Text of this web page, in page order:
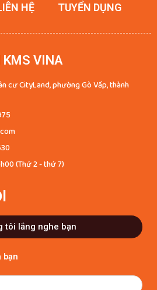
HỆ TUYỂN DỤNG
KMS VINA
cư CityLand, phường Gò Vấp, thành
(Thứ 2 - thứ 7)
tôi lắng nghe bạn
bạn